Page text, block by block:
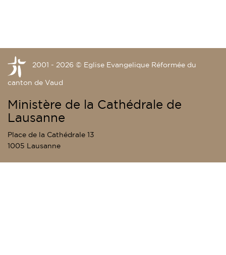
2001 - 2026 © Eglise Evangelique Réformée du
canton de Vaud
Ministère de la Cathédrale de
Lausanne
Place de la Cathédrale 13
1005 Lausanne